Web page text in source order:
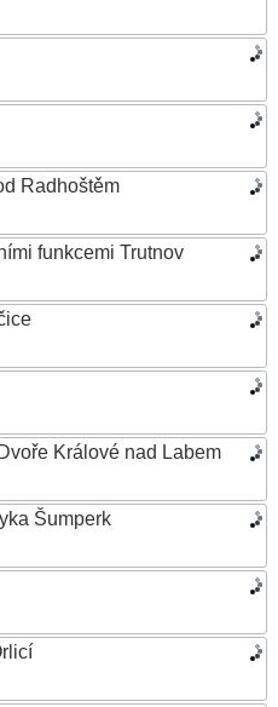
Radhoštěm
funkcemi Trutnov
Králové nad Labem
Šumperk